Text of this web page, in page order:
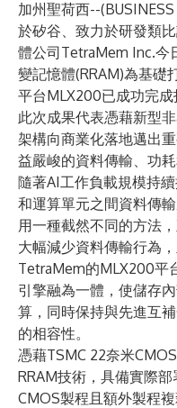
加州聖荷西--(
於矽谷、致力於研發類
體公司TetraMem Inc.今
變記憶體(RRAM)為基礎
平台MLX200已成功完成
此次成果代表憑藉新型
架構向商業化落地邁出
益嚴峻的資料傳輸、功耗
隨著AI工作負載規模持
和運算單元之間資料傳
用一種截然不同的方法
大幅減少資料傳輸行為
TetraMem的MLX200平
引擎融為一體，使儲存
算，同時保持與先進互
的相容性。
憑藉TSMC 22奈米
RRAM技術，具備實際
CMOS製程且額外製程